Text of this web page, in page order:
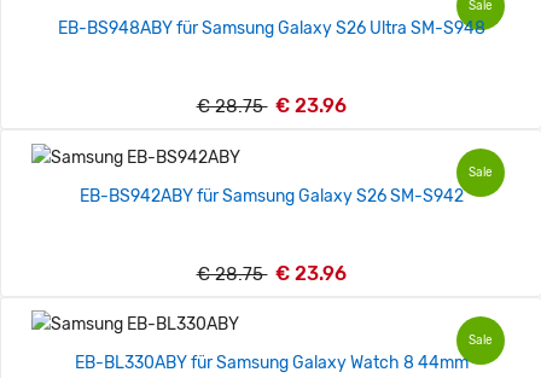
Sale
EB-BS948ABY für Samsung Galaxy S26 Ultra SM-S948
€ 28.75 € 23.96
Sale
EB-BS942ABY für Samsung Galaxy S26 SM-S942
€ 28.75 € 23.96
Sale
EB-BL330ABY für Samsung Galaxy Watch 8 44mm